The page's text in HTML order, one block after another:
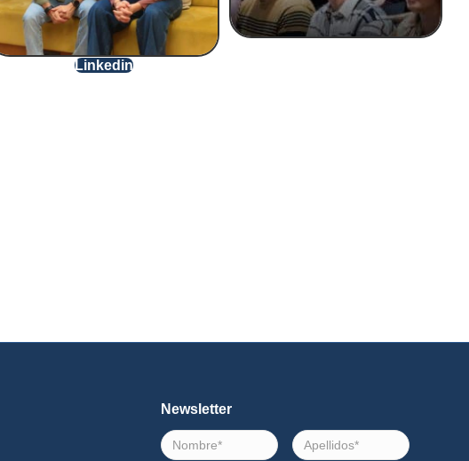
Linkedin
Newsletter
Nombre Apellidos